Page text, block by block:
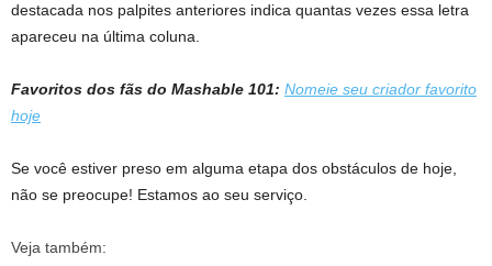
destacada nos palpites anteriores indica quantas vezes essa letra
apareceu na última coluna.
Favoritos dos fãs do Mashable 101: Nomeie seu criador favorito
hoje
Se você estiver preso em alguma etapa dos obstáculos de hoje,
não se preocupe! Estamos ao seu serviço.
Veja também: